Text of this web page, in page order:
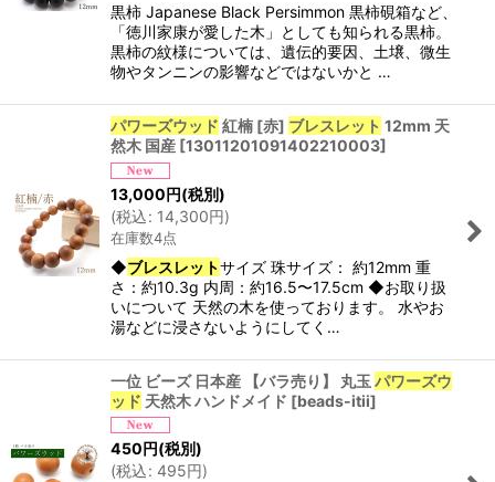
黒柿 Japanese Black Persimmon 黒柿硯箱など、
「徳川家康が愛した木」としても知られる黒柿。
黒柿の紋様については、遺伝的要因、土壌、微生
物やタンニンの影響などではないかと …
パワーズウッド 紅楠 [赤] ブレスレット 12mm 天
然木 国産 [13011201091402210003]
13,000円(税別)
(税込: 14,300円)
在庫数4点
◆ブレスレットサイズ 珠サイズ： 約12mm 重
さ：約10.3g 内周：約16.5〜17.5cm ◆お取り扱
いについて 天然の木を使っております。 水やお
湯などに浸さないようにしてく…
一位 ビーズ 日本産 【バラ売り】 丸玉 パワーズウ
ッド 天然木 ハンドメイド [beads-itii]
450円(税別)
(税込: 495円)